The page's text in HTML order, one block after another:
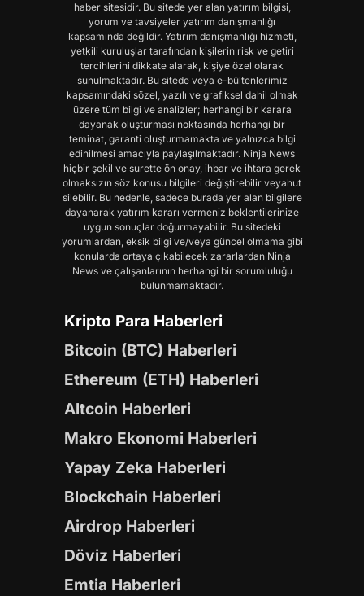
haber sitesidir. Bu sitede yer alan yatırım bilgisi,
yorum ve tavsiyeler yatırım danışmanlığı
kapsamında değildir. Yatırım danışmanlığı hizmeti,
yetkili kuruluşlar tarafından kişilerin risk ve getiri
tercihlerini dikkate alarak, kişiye özel olarak
sunulmaktadır. Bu sitede veya e-bültenlerimiz
kapsamındaki sözel, yazılı ve grafiksel dahil olmak
üzere tüm bilgi ve analizler; herhangi bir karara
dayanak oluşturması noktasında herhangi bir
teminat, garanti oluşturmamakta ve yalnızca bilgi
edinilmesi amacıyla paylaşılmaktadır. Ninja News
hiçbir şekil ve surette ön onay, ihbar ve ihtara gerek
olmaksızın söz konusu bilgileri değiştirebilir veyahut
silebilir. Bu nedenle, sadece burada yer alan bilgilere
dayanarak yatırım kararı vermeniz beklentilerinize
uygun sonuçlar doğurmayabilir. Bu sitedeki
yorumlardan, eksik bilgi ve/veya güncel olmama gibi
konularda ortaya çıkabilecek zararlardan Ninja
News ve çalışanlarının herhangi bir sorumluluğu
bulunmamaktadır.
Kripto Para Haberleri
Bitcoin (BTC) Haberleri
Ethereum (ETH) Haberleri
Altcoin Haberleri
Makro Ekonomi Haberleri
Yapay Zeka Haberleri
Blockchain Haberleri
Airdrop Haberleri
Döviz Haberleri
Emtia Haberleri